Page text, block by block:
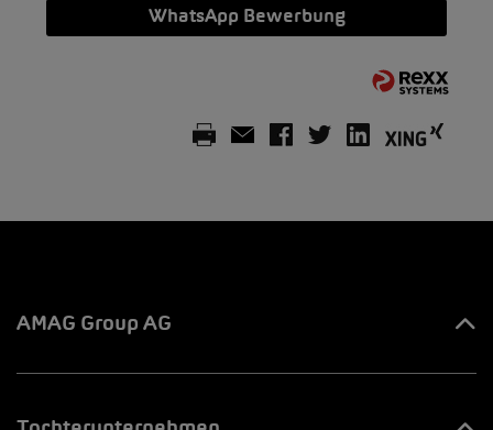
WhatsApp Bewerbung
AMAG Group AG